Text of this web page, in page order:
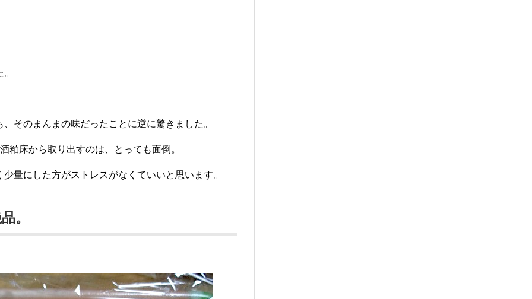
そのまんまの味だったことに逆に驚きました。
粕床から取り出すのは、とっても面倒。
量にした方がストレスがなくていいと思います。
。